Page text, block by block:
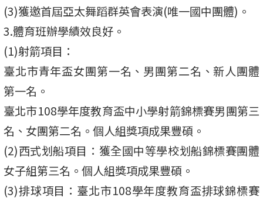
(3)獲邀首屆亞太舞蹈群英會表演(唯一國中團體)。
3.體育班辦學績效良好。
(1)射箭項目：
臺北市青年盃女團第一名、男團第二名、新人團體
第一名。
臺北市108學年度教育盃中小學射箭錦標賽男團第三
名、女團第二名。個人組獎項成果豐碩。
(2)西式划船項目：獲全國中等學校划船錦標賽團體
女子組第三名。個人組獎項成果豐碩。
(3)排球項目：臺北市108學年度教育盃排球錦標賽